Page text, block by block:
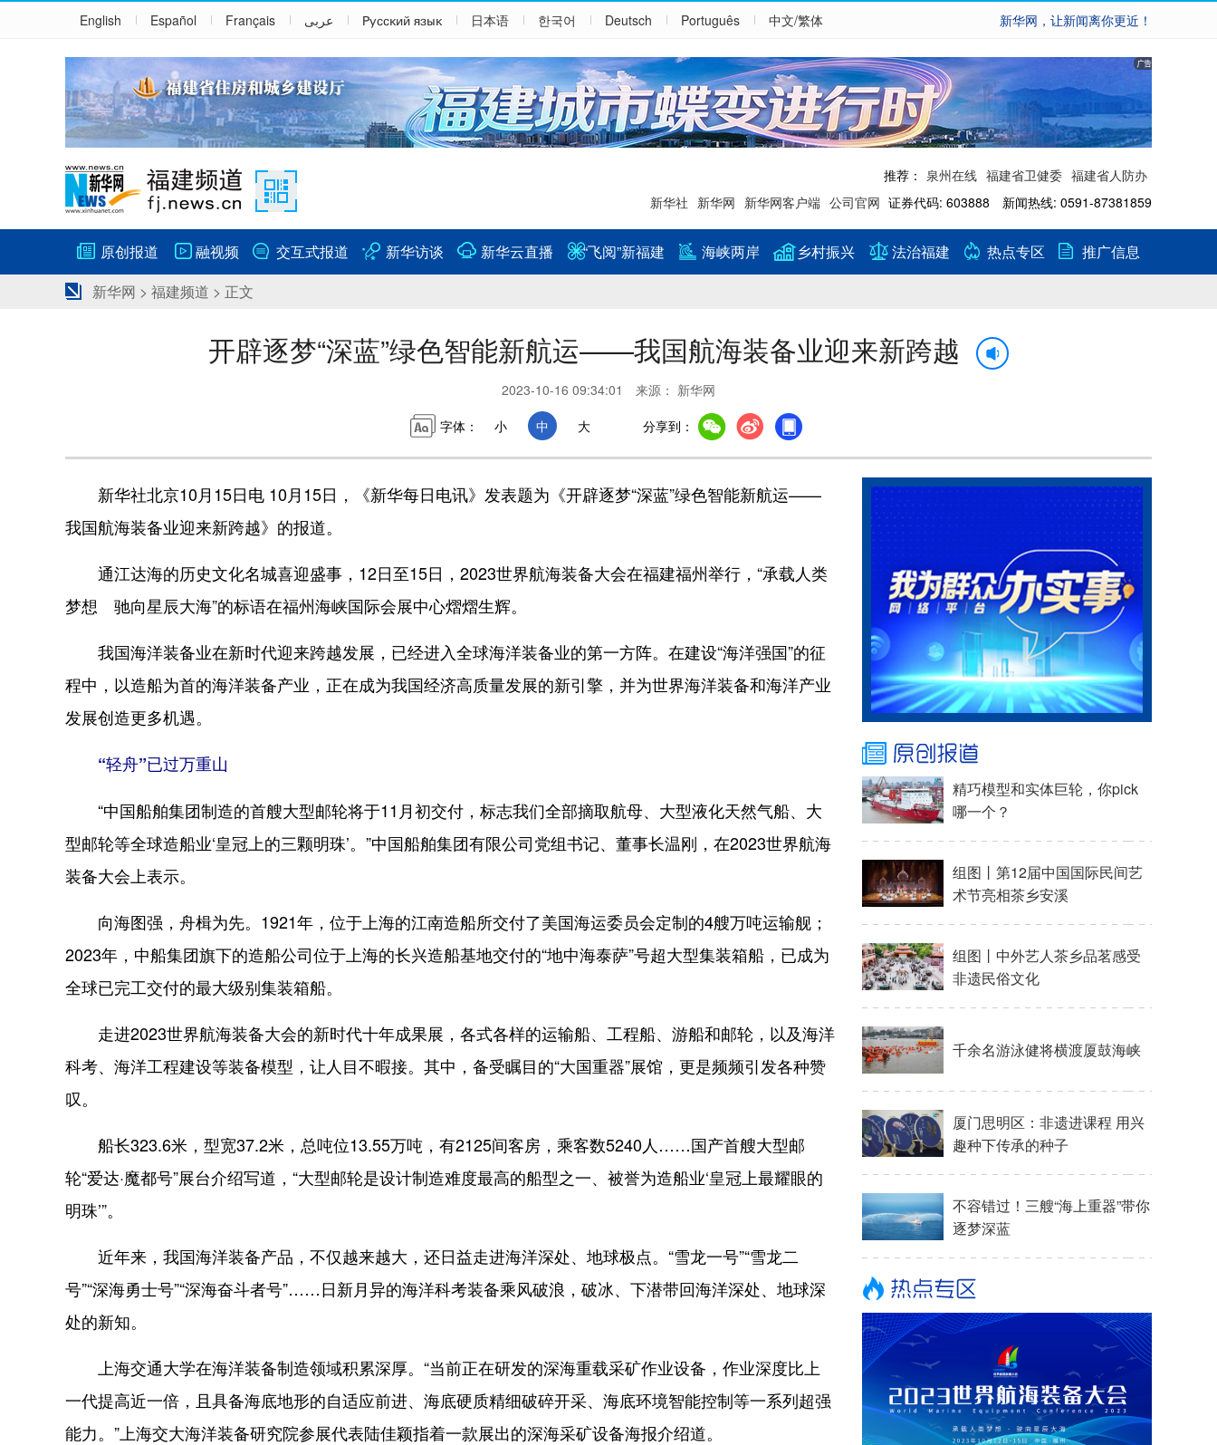
English Español Français عربى Русский язык 日本语 한국어 Deutsch Português 中文/繁体 新华网，让新闻离你更近！
推荐： 泉州在线 福建省卫健委 福建省人防办
新华社 新华网 新华网客户端 公司官网 证券代码: 603888 新闻热线: 0591-87381859
原创报道 融视频 交互式报道 新华访谈 新华云直播 “飞阅”新福建 海峡两岸 乡村振兴 法治福建 热点专区
推广信息
新华网 > 福建频道 > 正文
开辟逐梦“深蓝”绿色智能新航运——我国航海装备业迎来新跨越
2023-10-16 09:34:01 来源： 新华网
字体：
小 中 大 分享到：
新华社北京10月15日电 10月15日，《新华每日电讯》发表题为《开辟逐梦“深蓝”绿色智能新航运——
我国航海装备业迎来新跨越》的报道。
通江达海的历史文化名城喜迎盛事，12日至15日，2023世界航海装备大会在福建福州举行，“承载人类
梦想 驰向星辰大海”的标语在福州海峡国际会展中心熠熠生辉。
我国海洋装备业在新时代迎来跨越发展，已经进入全球海洋装备业的第一方阵。在建设“海洋强国”的征
程中，以造船为首的海洋装备产业，正在成为我国经济高质量发展的新引擎，并为世界海洋装备和海洋产业
发展创造更多机遇。
“轻舟”已过万重山
“中国船舶集团制造的首艘大型邮轮将于11月初交付，标志我们全部摘取航母、大型液化天然气船、大
型邮轮等全球造船业‘皇冠上的三颗明珠’。”中国船舶集团有限公司党组书记、董事长温刚，在2023世界航海
装备大会上表示。
向海图强，舟楫为先。1921年，位于上海的江南造船所交付了美国海运委员会定制的4艘万吨运输舰；
2023年，中船集团旗下的造船公司位于上海的长兴造船基地交付的“地中海泰萨”号超大型集装箱船，已成为
全球已完工交付的最大级别集装箱船。
走进2023世界航海装备大会的新时代十年成果展，各式各样的运输船、工程船、游船和邮轮，以及海洋
科考、海洋工程建设等装备模型，让人目不暇接。其中，备受瞩目的“大国重器”展馆，更是频频引发各种赞
叹。
船长323.6米，型宽37.2米，总吨位13.55万吨，有2125间客房，乘客数5240人……国产首艘大型邮
轮“爱达·魔都号”展台介绍写道，“大型邮轮是设计制造难度最高的船型之一、被誉为造船业‘皇冠上最耀眼的
明珠’”。
近年来，我国海洋装备产品，不仅越来越大，还日益走进海洋深处、地球极点。“雪龙一号”“雪龙二
号”“深海勇士号”“深海奋斗者号”……日新月异的海洋科考装备乘风破浪，破冰、下潜带回海洋深处、地球深
处的新知。
上海交通大学在海洋装备制造领域积累深厚。“当前正在研发的深海重载采矿作业设备，作业深度比上
一代提高近一倍，且具备海底地形的自适应前进、海底硬质精细破碎开采、海底环境智能控制等一系列超强
能力。”上海交大海洋装备研究院参展代表陆佳颖指着一款展出的深海采矿设备海报介绍道。
精巧模型和实体巨轮，你pick
哪一个？
组图丨第12届中国国际民间艺
术节亮相茶乡安溪
组图丨中外艺人茶乡品茗感受
非遗民俗文化
千余名游泳健将横渡厦鼓海峡
厦门思明区：非遗进课程 用兴
趣种下传承的种子
不容错过！三艘“海上重器”带你
逐梦深蓝